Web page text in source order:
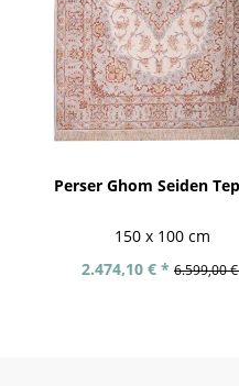
Perser Ghom Seiden
150 x 100 cm
2.474,10 € * 6.599,00